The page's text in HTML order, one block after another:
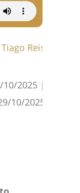
Reis
10/2025 |
10/2025